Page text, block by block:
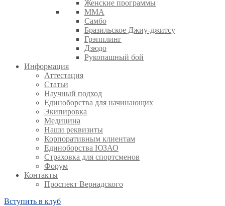
Женские программы
ММА
Самбо
Бразильское Джиу-джитсу
Грэпплинг
Дзюдо
Рукопашный бой
Информация
Аттестация
Статьи
Научный подход
Единоборства для начинающих
Экипировка
Медицина
Наши реквизиты
Корпоративным клиентам
Единоборства ЮЗАО
Страховка для спортсменов
Форум
Контакты
Проспект Вернадского
Вступить в клуб